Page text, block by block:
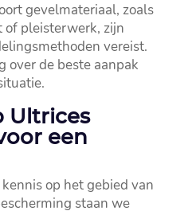
gevelmateriaal, zoals
of pleisterwerk, zijn
vereist.​
over de beste aanpak
Ultrices
een
op het gebied van
staan we